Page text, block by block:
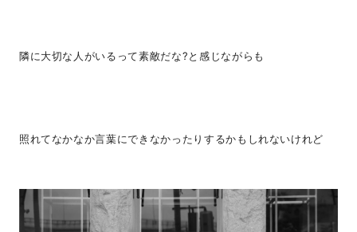
隣に大切な人がいるって素敵だな?と感じながらも
照れてなかなか言葉にできなかったりするかもしれないけれど